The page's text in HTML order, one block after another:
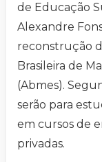
de Educação
Alexandre
reconstrução
Brasileira de
(Abmes).
serão para
em cursos de
privadas.